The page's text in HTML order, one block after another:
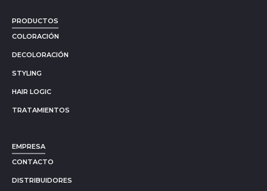
PRODUCTOS
COLORACIÓN
DECOLORACIÓN
STYLING
HAIR LOGIC
TRATAMIENTOS
EMPRESA
CONTACTO
DISTRIBUIDORES